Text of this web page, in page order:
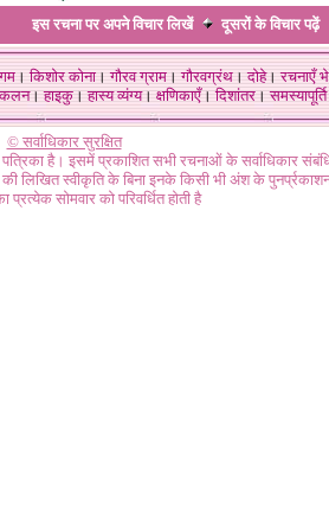
इस रचना पर अपने विचार लिखें दूसरों के विचारपढ़ें
।किशोर कोना।गौरव ग्राम।गौरवग्रंथ।दोहे।रचनाएँ
। हाइकु। हास्य व्यंग्य। क्षणिकाएँ। दिशांतर। समस्यापूर्ति
© सर्वाधिकार सुरक्षित
पत्रिका है। इसमें प्रकाशित सभी रचनाओं के सर्वाधिकार
स्वीकृति के बिना इनके किसी भी अंश के
प्रत्येक सोमवार को परिवर्धित होती है